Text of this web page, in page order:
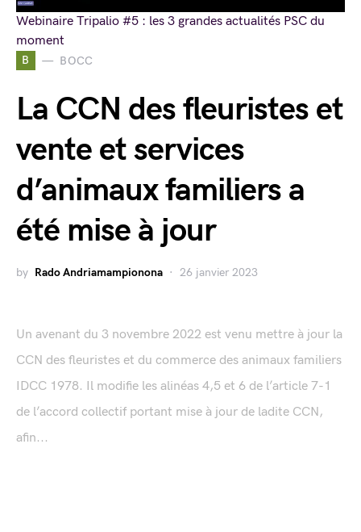
B BOCC
La CCN des fleuristes et
vente et services
d’animaux familiers a
été mise à jour
by Rado Andriamampionona 26 janvier 2023
Un avenant du 3 novembre 2022 est venu mettre à jour la
CCN des fleuristes et du commerce des animaux familiers
IDCC 1978. Il modifie les alinéas 4,5 et 6 de l’article 7-1
de l’accord collectif portant mise à jour de ladite CCN,
afin...
Webinaire Tripalio #5 : les 3 grandes actualités PSC du
moment